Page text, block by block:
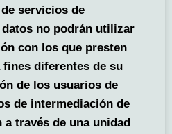
servicios de
no podrán utilizar
con los que presten
diferentes de su
de los usuarios de
de intermediación de
través de una unidad